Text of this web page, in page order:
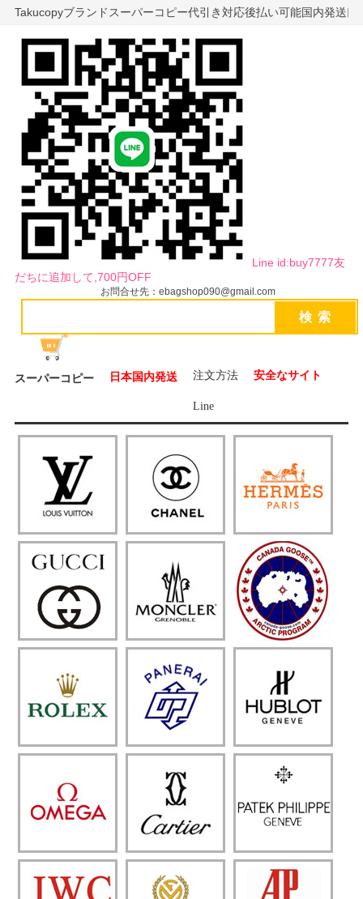
Takucopyブランドスーパーコピー代引き対応後払い可能国内発送
Line id:buy7777友
だちに追加して,700円OFF
お問合せ先：ebagshop090@gmail.com
スーパーコピー 日本国内発送 注文方法 安全なサイト
Line